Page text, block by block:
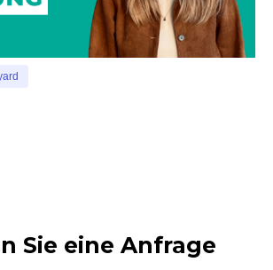
Sie eine Anfrage